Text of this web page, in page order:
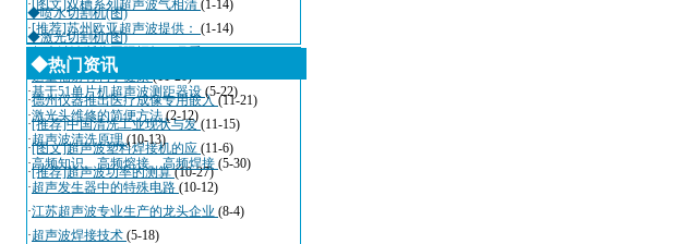
◆喷水切割机(图)
◆激光切割机(图)
·[图文]双槽系列超声波气相清 (1-14)
·[推荐]苏州欧亚超声波提供： (1-14)
超声波诊断仪国际招标10月看
·适量辐射有利于健康(11-20)
·德州仪器推出医疗成像专用嵌入 (11-21)
·[推荐]中国清洗工业现状与发(11-15)
·[图文]超声波塑料焊接机的应 (11-6)
·[推荐]超声波功率的测算(10-27)
◆热门资讯
·基于51单片机超声波测距器设 (5-22)
·激光头维修的简便方法(2-12)
·超声波清洗原理(10-13)
·高频知识、高频熔接、高频焊接 (5-30)
·超声发生器中的特殊电路 (10-12)
·江苏超声波专业生产的龙头企业 (8-4)
·超声波焊接技术 (5-18)